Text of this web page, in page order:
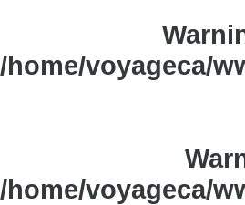
/home/voyageca/
/home/voyageca/